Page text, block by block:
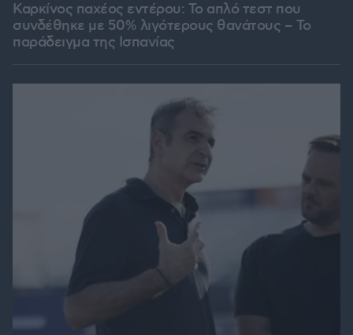
Καρκίνος παχέος εντέρου: Το απλό τεστ που
συνδέθηκε με 50% λιγότερους θανάτους – Το
παράδειγμα της Ισπανίας